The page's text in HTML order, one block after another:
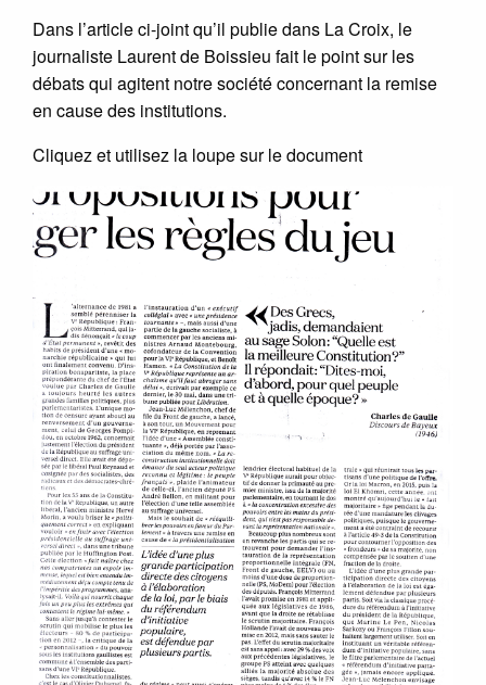
Dans l’article ci-joint qu’il publie dans La Croix, le
journaliste Laurent de Boissieu fait le point sur les
débats qui agitent notre société concernant la remise
en cause des institutions.
Cliquez et utilisez la loupe sur le document